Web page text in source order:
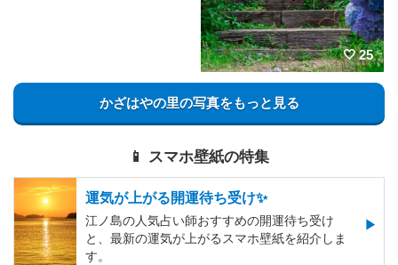
25
かざはやの里の写真をもっと見る
📱 スマホ壁紙の特集
運気が上がる開運待ち受け✨
江ノ島の人気占い師おすすめの開運待ち受け
と、最新の運気が上がるスマホ壁紙を紹介しま
す。